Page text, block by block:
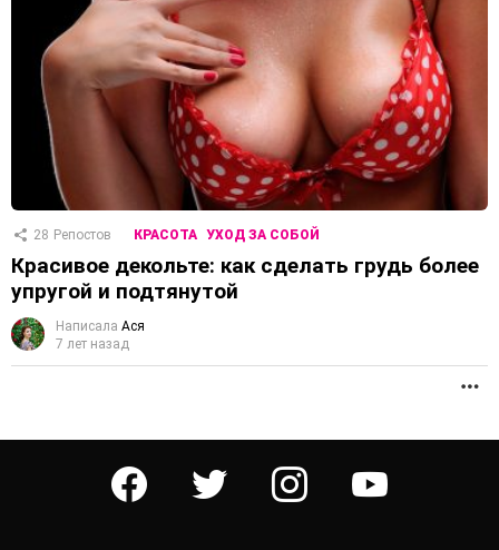
28 Репостов КРАСОТА УХОД ЗА СОБОЙ
Красивое декольте: как сделать грудь более
упругой и подтянутой
Написала Ася
7 лет назад
facebook twitter instagram youtube